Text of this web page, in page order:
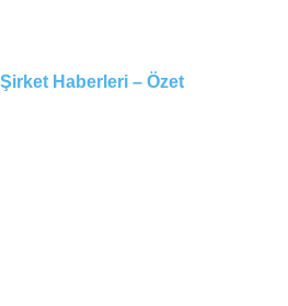
Şirket Haberleri – Özet